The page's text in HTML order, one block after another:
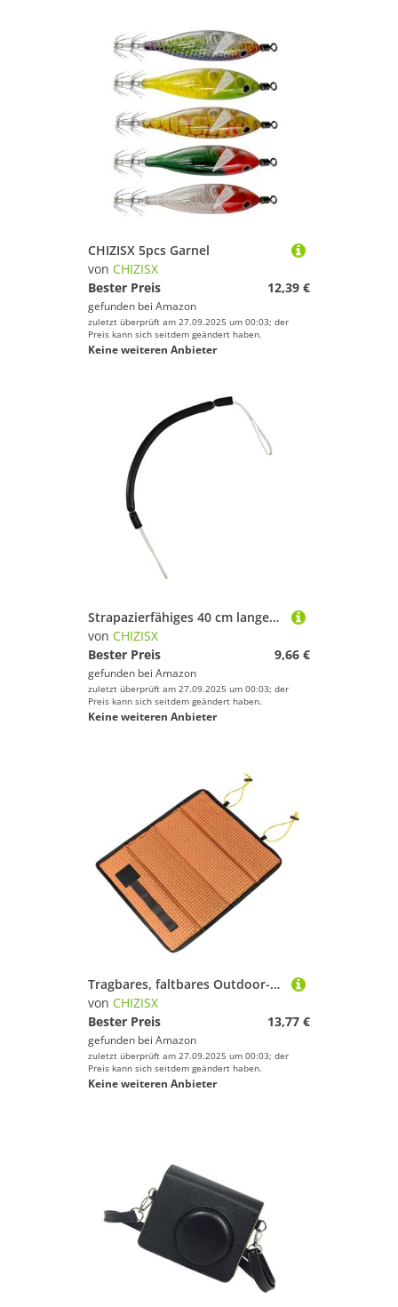
CHIZISX 5pcs Garnel
von CHIZISX
Bester Preis
12,39 €
gefunden bei Amazon
zuletzt überprüft am 27.09.2025 um 00:03; der
Preis kann sich seitdem geändert haben.
Keine weiteren Anbieter
Strapazierfähiges 40 cm langes Gummiseil, einfache Installation, Speerfischen, mit Edelstahlstift, professionelle Ausrüstungsschnur
von CHIZISX
Bester Preis
9,66 €
gefunden bei Amazon
zuletzt überprüft am 27.09.2025 um 00:03; der
Preis kann sich seitdem geändert haben.
Keine weiteren Anbieter
Tragbares, faltbares Outdoor-Sitzkissen, Wandern-Sitzkissen, wasserdicht, feuchtigkeitsbeständig, leicht zu reinigen, wasserdicht
von CHIZISX
Bester Preis
13,77 €
gefunden bei Amazon
zuletzt überprüft am 27.09.2025 um 00:03; der
Preis kann sich seitdem geändert haben.
Keine weiteren Anbieter